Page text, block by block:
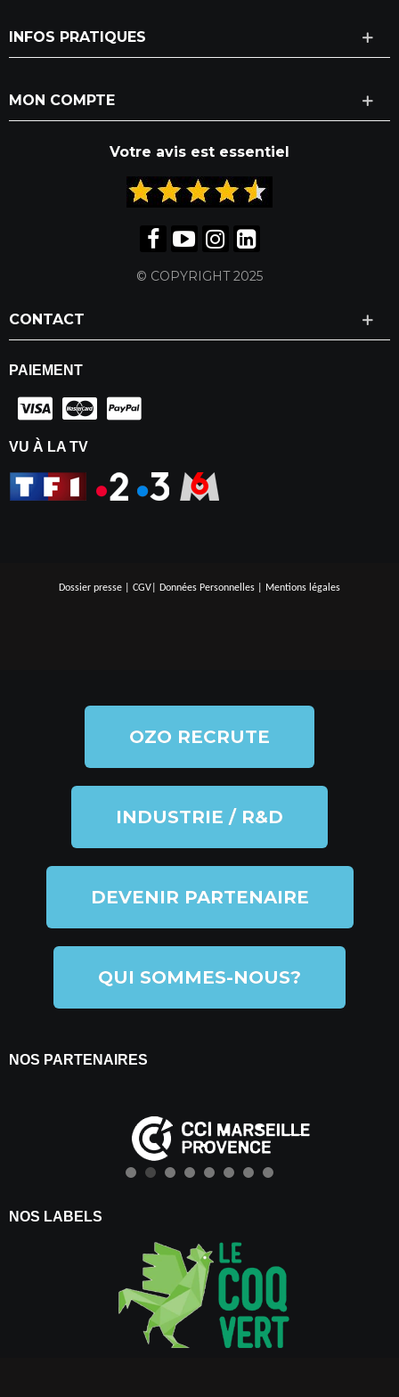
INFOS PRATIQUES
MON COMPTE
Votre avis est essentiel
© COPYRIGHT 2025
CONTACT
PAIEMENT
VU À LA TV
Dossier presse CGV Données Personnelles Mentions légales
OZO RECRUTE
INDUSTRIE / R&D
DEVENIR PARTENAIRE
QUI SOMMES-NOUS?
NOS PARTENAIRES
NOS LABELS